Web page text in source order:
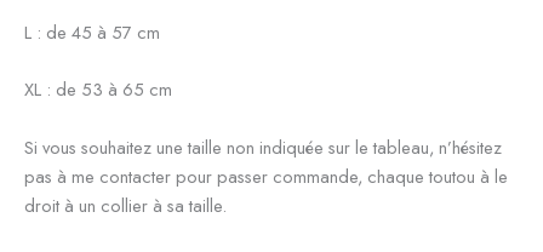
L : de 45 à 57 cm
XL : de 53 à 65 cm
Si vous souhaitez une taille non indiquée sur le tableau, n’hésitez
pas à me contacter pour passer commande, chaque toutou à le
droit à un collier à sa taille.